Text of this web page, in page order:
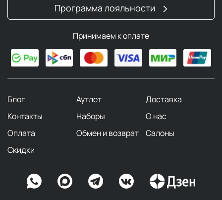
Программа лояльности
Принимаем к оплате
Блог Аутлет
Доставка
Контакты
Наборы
О нас
Оплата
Обмен и возврат
Салоны
Скидки